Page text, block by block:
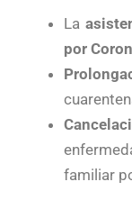
La
por
familiar